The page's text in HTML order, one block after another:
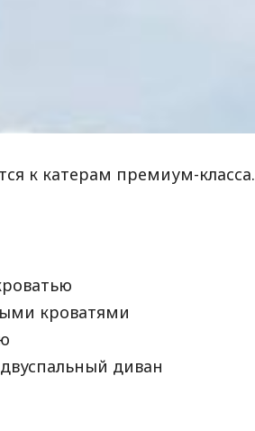
к катерам премиум-класса.
кроватями
диван